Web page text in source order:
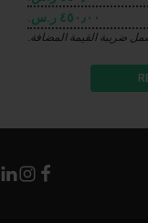
٤٥٠٫٠٠ ر.س.‏
ضريبة القيمة المضافة.